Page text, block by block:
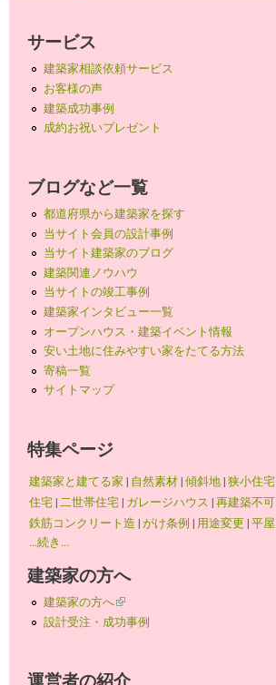
サービス
建築家相談依頼サービス
お客様の声
建築成功事例
成約お祝いプレゼント
ブログなど一覧
都道府県から建築家を探す
当サイト会員の設計事例
当サイト建築家のブログ
建築関連ノウハウ
当サイトの竣工事例
建築家インタビュー一覧
オープンハウス・建築イベント情報
安い土地に住みやすい家をたてる方法
寄稿一覧
サイトマップ
特集ページ
建築家と建てる家 | 自然素材|傾斜地|狭小住宅
住宅|二世帯住宅| ガレージハウス |再建築不可
鉄筋コンクリート造 |がけ条例 | 用途変更 |平屋
...続き...
建築家の方へ
建築家の方へ(link is external)
設計受注・成功事例